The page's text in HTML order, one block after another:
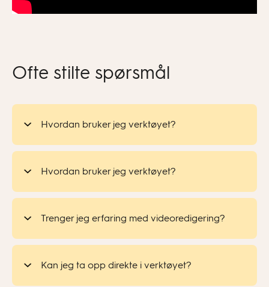
Ofte stilte spørsmål
Hvordan bruker jeg verktøyet?
Hvordan bruker jeg verktøyet?
Trenger jeg erfaring med videoredigering?
Kan jeg ta opp direkte i verktøyet?